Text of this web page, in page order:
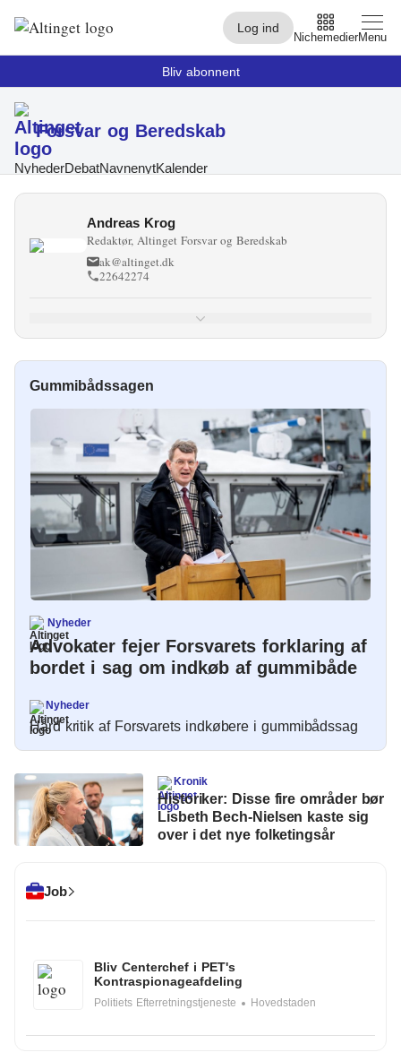
Log ind
Nichemedier
Arbejdsmarked
Arktis
Børn
Christiansborg
Embedsværk
Energi og Forsyning
Erhverv
Etik og Tro
EU
Forskning
Forsvar og Beredskab
Hovedstaden
Klima
Kommunal
Kultur
Social
Sundhed
Menu
Bliv abonnent
Forsvar og Beredskab
NyhederDebatNavnenytKalender
Andreas Krog
Redaktør, Altinget Forsvar og Beredskab
ak@altinget.dk
22642274
Gummibådssagen
Nyheder
Advokater fejer Forsvarets forklaring af
bordet i sag om indkøb af gummibåde
Nyheder
Hård kritik af Forsvarets indkøbere i gummibådssag
Kronik
Historiker: Disse fire områder bør
Lisbeth Bech-Nielsen kaste sig
over i det nye folketingsår
Job
Bliv Centerchef i PET's
Kontraspionageafdeling
Politiets Efterretningstjeneste Hovedstaden